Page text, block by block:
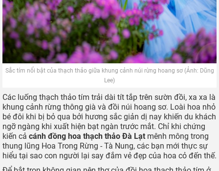
Hoa được trồng nhiều để trang trí ở các quán cafe, hoặc cho
mục đích thương mại ở các vườn trong làng hoa Vạn Thành
nhưng trồng tập trung với diện tích lớn và view đẹp nhất thì
nay mới có The Florest.